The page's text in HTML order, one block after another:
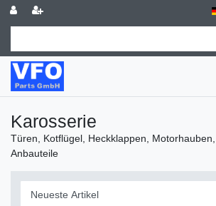
Karosserie
Türen, Kotflügel, Heckklappen,
Anbauteile